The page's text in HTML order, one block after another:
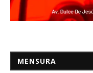
MENSURA